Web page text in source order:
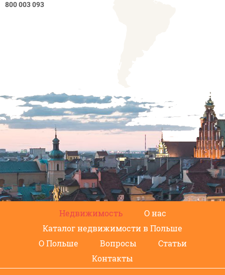
800 003 093
Недвижимость
О нас
Каталог недвижимости в Польше
О Польше
Вопросы
Статьи
Контакты